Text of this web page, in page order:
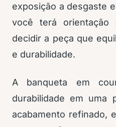
exposição a desgaste
você terá orientação
decidir a peça que
e durabilidade.
A banqueta em
durabilidade em uma
acabamento refinado,